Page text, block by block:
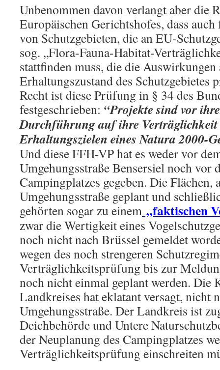
Unbenommen davon verlangt aber die
Europäischen Gerichtshofes, dass
von Schutzgebieten, die an EU-
sog. „Flora-Fauna-Habitat-
stattfinden muss, die die Auswirkungen
Erhaltungszustand des Schutzgebietes
Recht ist diese Prüfung in § 34 des
festgeschrieben: “Projekte sind vor
Durchführung auf ihre
Erhaltungszielen eines Natura 2000-
Und diese FFH-VP hat es weder vor
Umgehungsstraße Bensersiel noch vor
Campingplatzes gegeben. Die Flächen,
Umgehungsstraße geplant und
gehörten sogar zu einem „faktischen
zwar die Wertigkeit eines
noch nicht nach Brüssel gemeldet
wegen des noch strengeren
Verträglichkeitsprüfung bis zur
noch nicht einmal geplant werden. Die
Landkreises hat eklatant versagt, nicht
Umgehungsstraße. Der Landkreis ist
Deichbehörde und Untere
der Neuplanung des Campingplatzes
Verträglichkeitsprüfung einschreiten